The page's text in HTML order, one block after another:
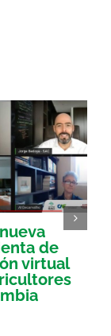
de
virtual